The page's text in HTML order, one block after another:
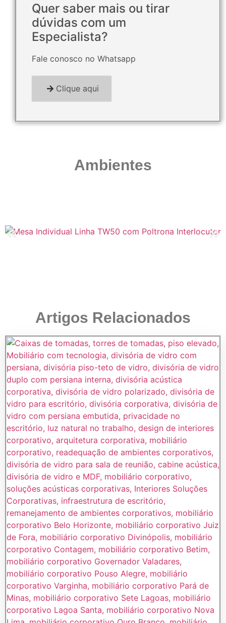
Quer saber mais ou tirar
dúvidas com um
Especialista?
Fale conosco no Whatsapp
Clique aqui
Ambientes
Artigos Relacionados